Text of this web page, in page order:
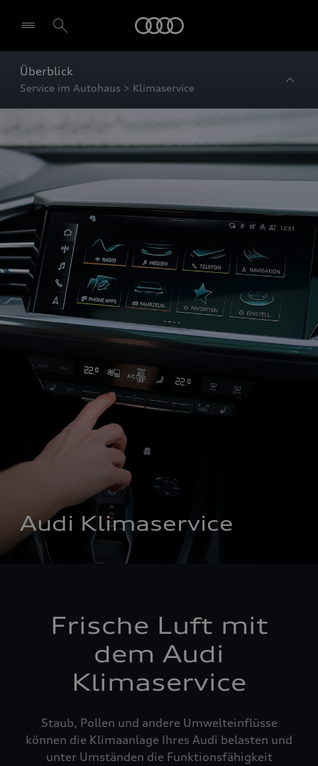
Überblick
Service im Autohaus > Klimaservice
Audi Klimaservice
Frische Luft mit
dem Audi
Klimaservice
Staub, Pollen und andere Umwelteinflüsse
können die Klimaanlage Ihres Audi belasten und
unter Umständen die Funktionsfähigkeit